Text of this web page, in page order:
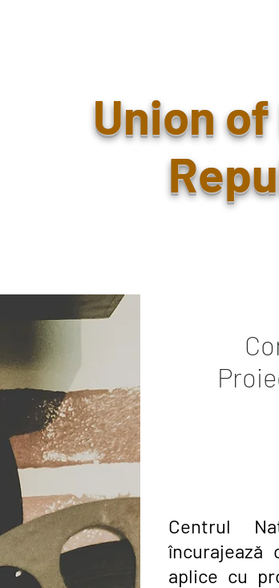
Union
Centrul
încurajează
aplice cu